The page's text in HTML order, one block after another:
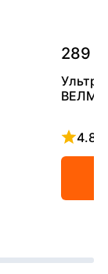
289
4.8